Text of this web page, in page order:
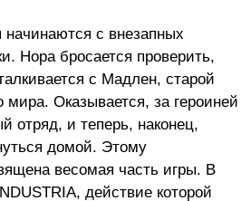
с внезапных
Нора бросается проверить,
с Мадлен, старой
мира. Оказывается, за героиней
отряд, и теперь, наконец,
домой. Этому
весомая часть игры. В
действие которой